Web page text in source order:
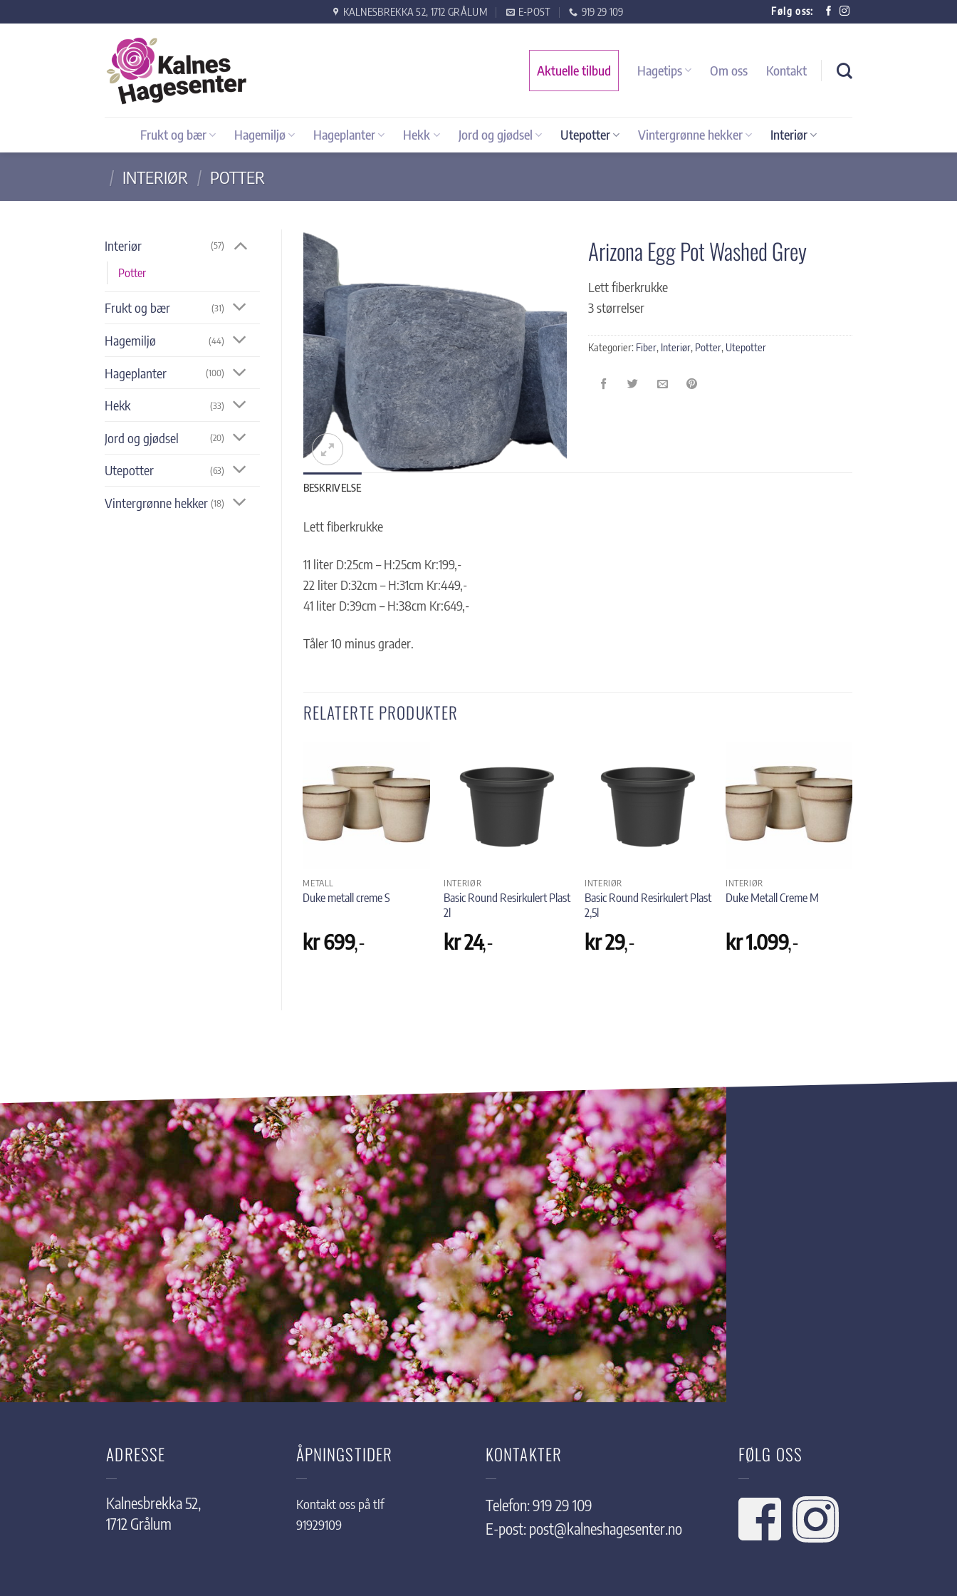
KALNESBREKKA 52, 1712 GRÅLUM E-POST 919 29 109 Følg oss:
Aktuelle tilbud Hagetips Om oss Kontakt
Frukt og bær Hagemiljø Hageplanter Hekk Jord og gjødsel Utepotter Vintergrønne hekker Interiør
/ INTERIØR / POTTER
Interiør (57)
Potter
Frukt og bær (31)
Hagemiljø (44)
Hageplanter (100)
Hekk (33)
Jord og gjødsel (20)
Utepotter (63)
Vintergrønne hekker (18)
Arizona Egg Pot Washed Grey
Lett fiberkrukke
3 størrelser
Kategorier: Fiber Interiør Potter Utepotter
BESKRIVELSE
Lett fiberkrukke
11 liter D:25cm – H:25cm Kr:199,-
22 liter D:32cm – H:31cm Kr:449,-
41 liter D:39cm – H:38cm Kr:649,-
Tåler 10 minus grader.
RELATERTE PRODUKTER
METALL
Duke metall creme S
kr699,-
INTERIØR
Basic Round Resirkulert Plast
2l
kr24,-
INTERIØR
Basic Round Resirkulert Plast
2,5l
kr29,-
INTERIØR
Duke Metall Creme M
kr1.099,-
ADRESSE
Kalnesbrekka 52,
1712 Grålum
ÅPNINGSTIDER
Kontakt oss på tlf
91929109
KONTAKTER
Telefon: 919 29 109
E-post:post@kalneshagesenter.no
FØLG OSS